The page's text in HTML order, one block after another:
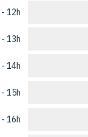
12h
13h
14h
15h
16h